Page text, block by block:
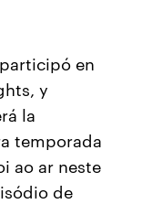
en
y
la
temporada
ao ar neste
de